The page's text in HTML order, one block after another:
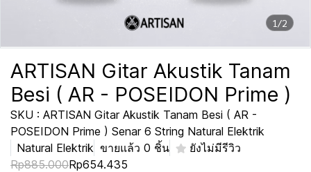
1/2
ARTISAN Gitar Akustik Tanam
Besi ( AR - POSEIDON Prime )
SKU : ARTISAN Gitar Akustik Tanam Besi ( AR -
POSEIDON Prime ) Senar 6 String Natural Elektrik
Natural Elektrik ขายแล้ว 0 ชิ้น
ยังไม่มีรีวิว
Rp885.000Rp654.435